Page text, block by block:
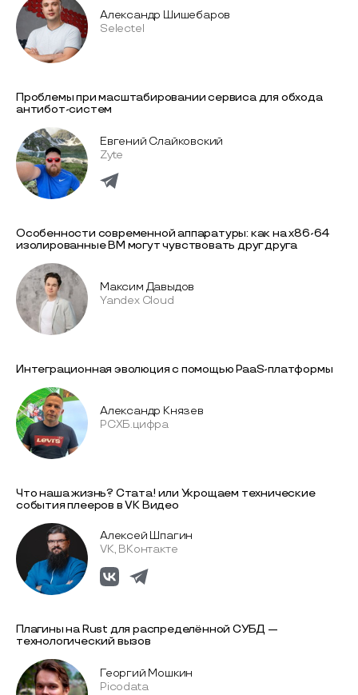
Александр Шишебаров
Selectel
Проблемы при масштабировании сервиса для обхода
антибот-систем
Евгений Слайковский
Zyte
Особенности современной аппаратуры: как на x86-64
изолированные ВМ могут чувствовать друг друга
Максим Давыдов
Yandex Cloud
Интеграционная эволюция с помощью PaaS-платформы
Александр Князев
РСХБ.цифра
Что наша жизнь? Стата! или Укрощаем технические
события плееров в VK Видео
Алексей Шпагин
VK, ВКонтакте
Плагины на Rust для распределённой СУБД —
технологический вызов
Георгий Мошкин
Picodata